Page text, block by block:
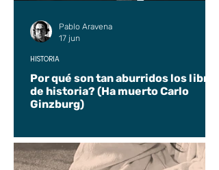
Por qué son tan aburridos los libros
de historia? (Ha muerto Carlo
Ginzburg)
HISTORIA
Pablo Aravena
17 jun